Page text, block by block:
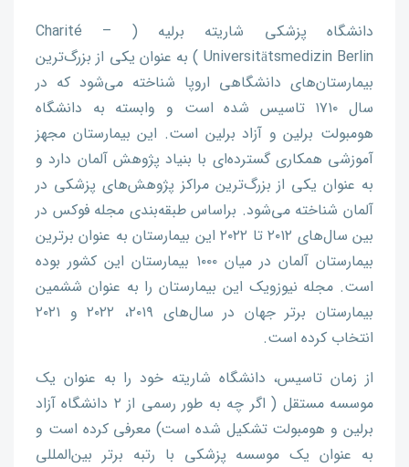
دانشگاه پزشکی شاریته برلیه ( Charité –
Universitätsmedizin Berlin ) به عنوان یکی از بزرگ‌ترین
بیمارستان‌های دانشگاهی اروپا شناخته می‌شود که در
سال ۱۷۱۰ تاسیس شده است و وابسته به دانشگاه
هومبولت برلین و آزاد برلین است. این بیمارستان مجهز
آموزشی همکاری گسترده‌ای با بنیاد پژوهش آلمان دارد و
به عنوان یکی از بزرگ‌ترین مراکز پژوهش‌های پزشکی در
آلمان شناخته می‌شود. براساس طبقه‌بندی مجله فوکس در
بین سال‌های ۲۰۱۲ تا ۲۰۲۲ این بیمارستان به عنوان برترین
بیمارستان آلمان در میان ۱۰۰۰ بیمارستان این کشور بوده
است. مجله نیوزویک این بیمارستان را به عنوان ششمین
بیمارستان برتر جهان در سال‌های ۲۰۱۹، ۲۰۲۲ و ۲۰۲۱
انتخاب کرده است.
از زمان تاسیس، دانشگاه شاریته خود را به عنوان یک
موسسه مستقل ( اگر چه به طور رسمی از ۲ دانشگاه آزاد
برلین و هومبولت تشکیل شده است) معرفی کرده است و
به عنوان یک موسسه پزشکی با رتبه برتر بین‌المللی